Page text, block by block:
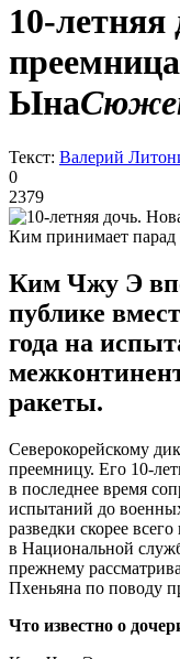
10-
Ына
Текст: Валерий
0
2379
Ким принимает парад
Ким Чжу Э
публике
года на
ракеты.
Северокорейскому
преемницу. Его 10-
в последнее время
испытаний до
разведки скорее
в Национальной
прежнему
Пхеньяна по поводу
Что известно о